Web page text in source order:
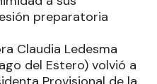
preparatoria
Claudia Ledesma
del Estero) volvió a